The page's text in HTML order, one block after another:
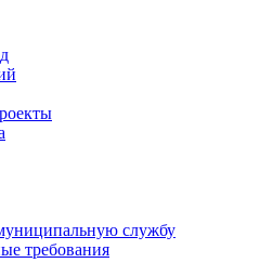
службу
требования